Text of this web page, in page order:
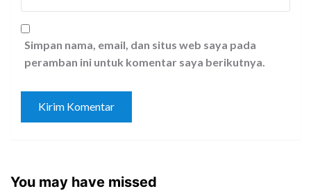
Simpan nama, email, dan situs web saya pada
peramban ini untuk komentar saya berikutnya.
You may have missed